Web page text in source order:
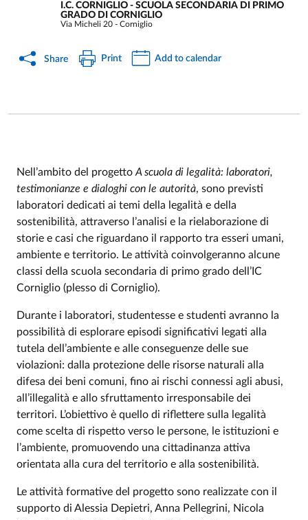
I.C. CORNIGLIO - SCUOLA SECONDARIA DI PRIMO
GRADO DI CORNIGLIO
Via Micheli 20 - Corniglio
Share Print Add to calendar
Event description
Nell’ambito del progetto A scuola di legalità: laboratori,
testimonianze e dialoghi con le autorità, sono previsti
laboratori dedicati ai temi della legalità e della
sostenibilità, attraverso l’analisi e la rielaborazione di
storie e casi che riguardano il rapporto tra esseri umani,
ambiente e territorio. Le attività coinvolgeranno alcune
classi della scuola secondaria di primo grado dell’IC
Corniglio (plesso di Corniglio).
Durante i laboratori, studentesse e studenti avranno la
possibilità di esplorare episodi significativi legati alla
tutela dell’ambiente e alle conseguenze delle sue
violazioni: dalla protezione delle risorse naturali alla
difesa dei beni comuni, fino ai rischi connessi agli abusi,
all’illegalità e allo sfruttamento irresponsabile dei
territori. L’obiettivo è quello di riflettere sulla legalità
come scelta di rispetto verso le persone, le istituzioni e
l’ambiente, promuovendo una cittadinanza attiva
orientata alla cura del territorio e alla sostenibilità.
Le attività formative del progetto sono realizzate con il
supporto di Alessia Depietri, Anna Pellegrini, Nicola